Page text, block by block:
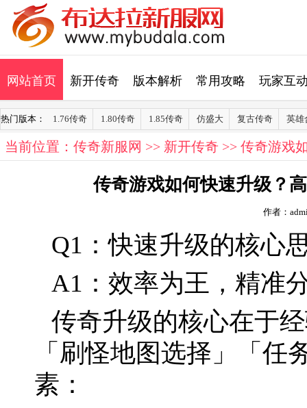
网站首页 新开传奇 版本解析 常用攻略 玩家互
热门版本： 1.76传奇 1.80传奇 1.85传奇 仿盛大 复古传奇 英雄
当前位置： 传奇新服网 >> 新开传奇 >> 传奇游戏
传奇游戏如何快速升级？
作者：
Q1：快速升级的核心
A1：效率为王，精准
传奇升级的核心在于
「刷怪地图选择」「任
素：